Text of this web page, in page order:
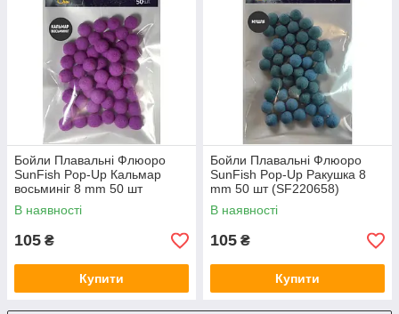
Бойли Плавальні Флюоро
SunFish Pop-Up Кальмар
восьминіг 8 mm 50 шт
(SF220650)
В наявності
105 ₴
Купити
Бойли Плавальні Флюоро
SunFish Pop-Up Ракушка 8
mm 50 шт (SF220658)
В наявності
105 ₴
Купити